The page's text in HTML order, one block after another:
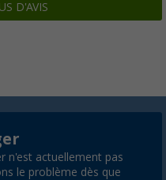
D'AVIS
n'est actuellement pas
le problème dès que